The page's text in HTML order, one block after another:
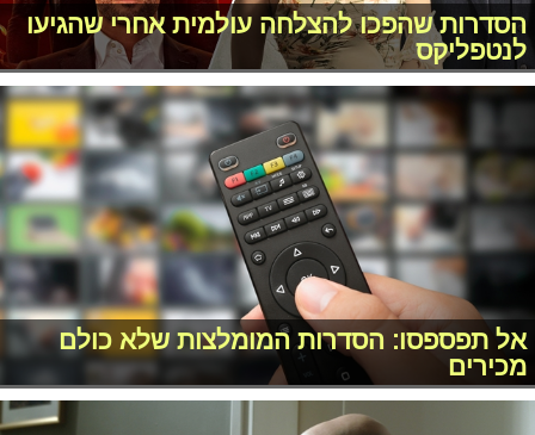
הסדרות שהפכו להצלחה עולמית אחרי שהגיעו
לנטפליקס
אל תפספסו: הסדרות המומלצות שלא כולם
מכירים